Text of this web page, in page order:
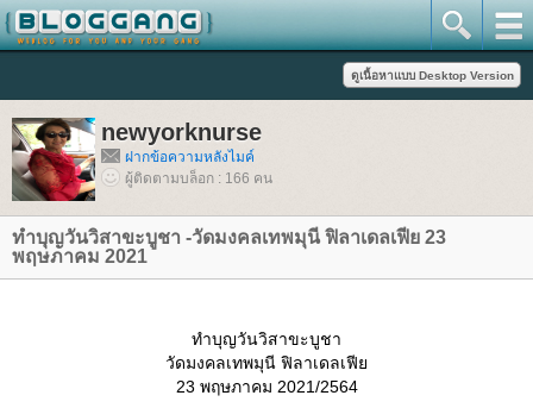
newyorknurse
ฝากข้อความหลังไมค์
ผู้ติดตามบล็อก : 166 คน
ทำบุญวันวิสาขะบูชา -วัดมงคลเทพมุนี ฟิลาเดลเฟีย 23
พฤษภาคม 2021
ทำบุญวันวิสาขะบูชา
วัดมงคลเทพมุนี ฟิลาเดลเฟี
23 พฤษภาคม 2021/2564